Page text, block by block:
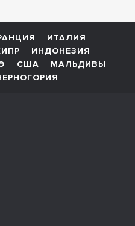
ИТАЛИЯ
ИНДОНЕЗИЯ
США
МАЛЬДИВЫ